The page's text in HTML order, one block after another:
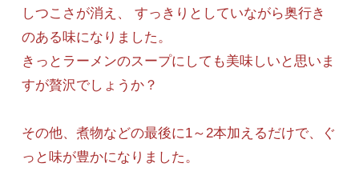
しつこさが消え、 すっきりとしていながら奥行き
のある味になりました。
きっとラーメンのスープにしても美味しいと思いま
すが贅沢でしょうか？
その他、煮物などの最後に1～2本加えるだけで、ぐ
っと味が豊かになりました。